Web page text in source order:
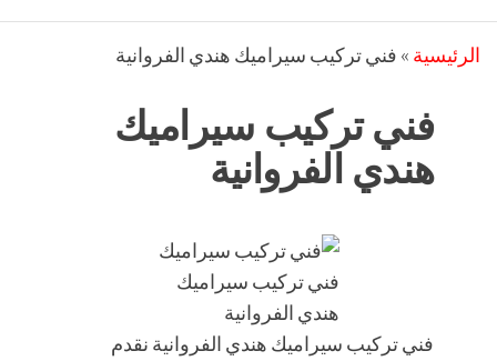
الرئيسية » فني تركيب سيراميك هندي الفروانية
فني تركيب سيراميك
هندي الفروانية
فني تركيب سيراميك
هندي الفروانية
فني تركيب سيراميك هندي الفروانية نقدم